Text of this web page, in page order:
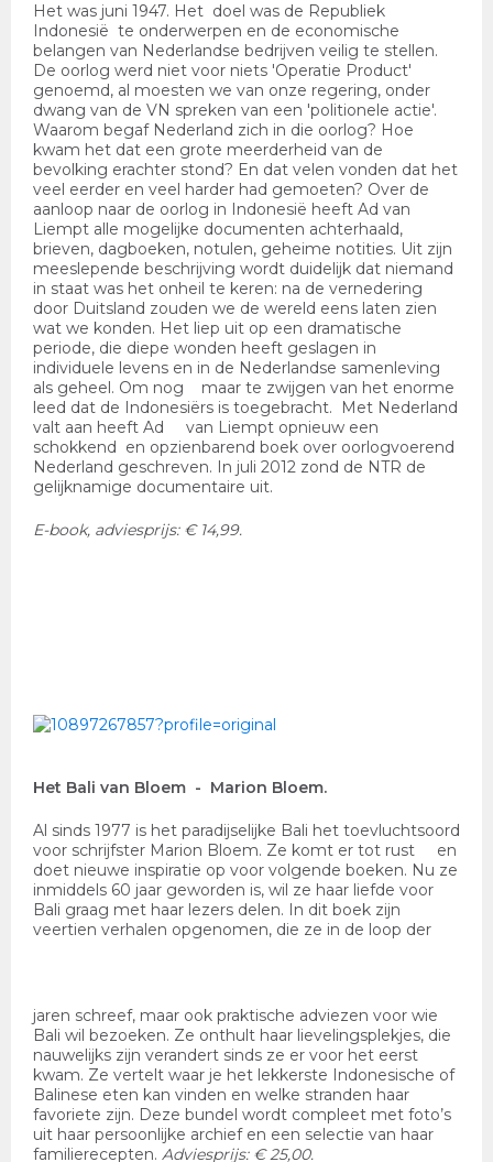
Het was juni 1947. Het doel was de Republiek
Indonesië te onderwerpen en de economische
belangen van Nederlandse bedrijven veilig te stellen.
De oorlog werd niet voor niets 'Operatie Product'
genoemd, al moesten we van onze regering, onder
dwang van de VN spreken van een 'politionele actie'.
Waarom begaf Nederland zich in die oorlog? Hoe
kwam het dat een grote meerderheid van de
bevolking erachter stond? En dat velen vonden dat het
veel eerder en veel harder had gemoeten? Over de
aanloop naar de oorlog in Indonesië heeft Ad van
Liempt alle mogelijke documenten achterhaald,
brieven, dagboeken, notulen, geheime notities. Uit zijn
meeslepende beschrijving wordt duidelijk dat niemand
in staat was het onheil te keren: na de vernedering
door Duitsland zouden we de wereld eens laten zien
wat we konden. Het liep uit op een dramatische
periode, die diepe wonden heeft geslagen in
individuele levens en in de Nederlandse samenleving
als geheel. Om nog maar te zwijgen van het enorme
leed dat de Indonesiërs is toegebracht. Met Nederland
valt aan heeft Ad van Liempt opnieuw een
schokkend en opzienbarend boek over oorlogvoerend
Nederland geschreven. In juli 2012 zond de NTR de
gelijknamige documentaire uit.
E-book, adviesprijs: € 14,99.
Het Bali van Bloem - Marion Bloem.
Al sinds 1977 is het paradijselijke Bali het toevluchtsoord
voor schrijfster Marion Bloem. Ze komt er tot rust en
doet nieuwe inspiratie op voor volgende boeken. Nu ze
inmiddels 60 jaar geworden is, wil ze haar liefde voor
Bali graag met haar lezers delen. In dit boek zijn
veertien verhalen opgenomen, die ze in de loop der
jaren schreef, maar ook praktische adviezen voor wie
Bali wil bezoeken. Ze onthult haar lievelingsplekjes, die
nauwelijks zijn verandert sinds ze er voor het eerst
kwam. Ze vertelt waar je het lekkerste Indonesische of
Balinese eten kan vinden en welke stranden haar
favoriete zijn. Deze bundel wordt compleet met foto’s
uit haar persoonlijke archief en een selectie van haar
familierecepten. Adviesprijs: € 25,00.